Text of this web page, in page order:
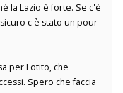
la Lazio è forte. Se c'è
c'è stato un pour
per Lotito, che
Spero che faccia